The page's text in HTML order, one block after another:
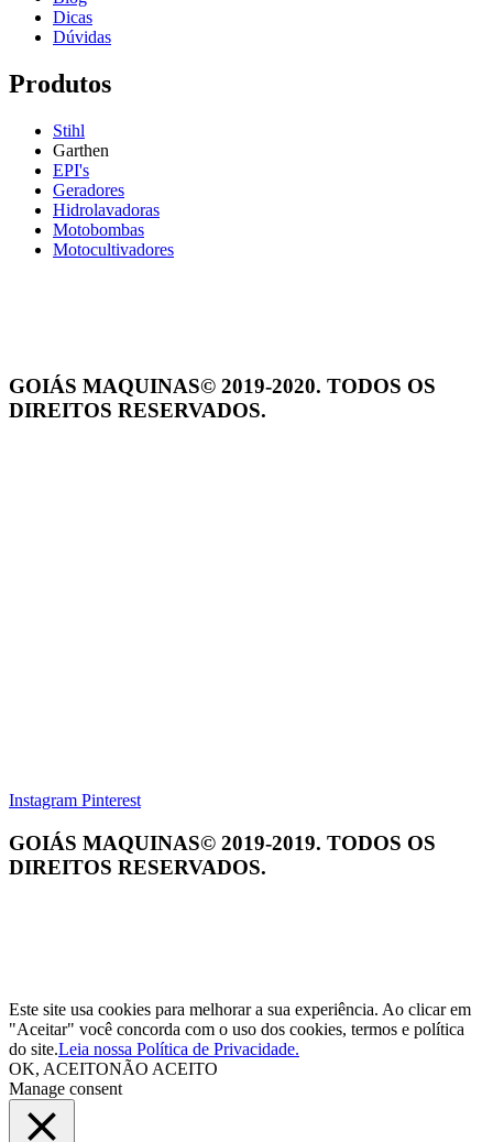
Dicas
Dúvidas
Produtos
Stihl
Garthen
EPI's
Geradores
Hidrolavadoras
Motobombas
Motocultivadores
GOIÁS MAQUINAS© 2019-2020. TODOS OS
DIREITOS RESERVADOS.
Instagram Pinterest
GOIÁS MAQUINAS© 2019-2019. TODOS OS
DIREITOS RESERVADOS.
Este site usa cookies para melhorar a sua experiência. Ao clicar em
"Aceitar" você concorda com o uso dos cookies, termos e política
do site.Leia nossa Política de Privacidade.
OK, ACEITONÃO ACEITO
Manage consent